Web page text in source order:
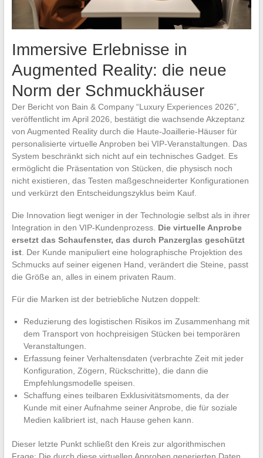
Immersive Erlebnisse in
Augmented Reality: die neue
Norm der Schmuckhäuser
Der Bericht von Bain & Company “Luxury Experiences 2026”,
veröffentlicht im April 2026, bestätigt die wachsende Akzeptanz
von Augmented Reality durch die Haute-Joaillerie-Häuser für
personalisierte virtuelle Anproben bei VIP-Veranstaltungen. Das
System beschränkt sich nicht auf ein technisches Gadget. Es
ermöglicht die Präsentation von Stücken, die physisch noch
nicht existieren, das Testen maßgeschneiderter Konfigurationen
und verkürzt den Entscheidungszyklus beim Kauf.
Die Innovation liegt weniger in der Technologie selbst als in ihrer
Integration in den VIP-Kundenprozess. Die virtuelle Anprobe
ersetzt das Schaufenster, das durch Panzerglas geschützt
ist. Der Kunde manipuliert eine holographische Projektion des
Schmucks auf seiner eigenen Hand, verändert die Steine, passt
die Größe an, alles in einem privaten Raum.
Für die Marken ist der betriebliche Nutzen doppelt:
Reduzierung des logistischen Risikos im Zusammenhang mit
dem Transport von hochpreisigen Stücken bei temporären
Veranstaltungen.
Erfassung feiner Verhaltensdaten (verbrachte Zeit mit jeder
Konfiguration, Zögern, Rückschritte), die dann die
Empfehlungsmodelle speisen.
Schaffung eines teilbaren Exklusivitätsmoments, da der
Kunde mit einer Aufnahme seiner Anprobe, die für soziale
Medien kalibriert ist, nach Hause gehen kann.
Dieser letzte Punkt schließt den Kreis zur algorithmischen